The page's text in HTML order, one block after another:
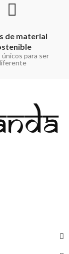
de material
para ser